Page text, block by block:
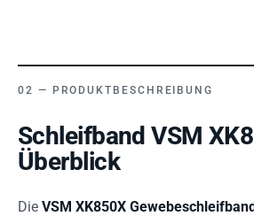
PRODUKTBESCHREIBUNG
Schleifband VSM
Überblick
Die VSM XK850X